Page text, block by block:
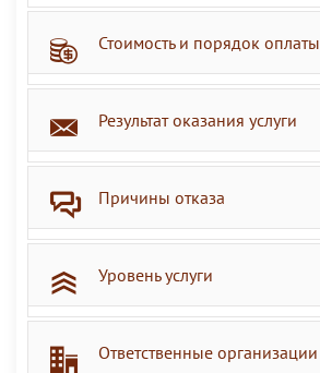
Стоимость и порядок оплаты
Результат оказания услуги
Причины отказа
Уровень услуги
Ответственные организации